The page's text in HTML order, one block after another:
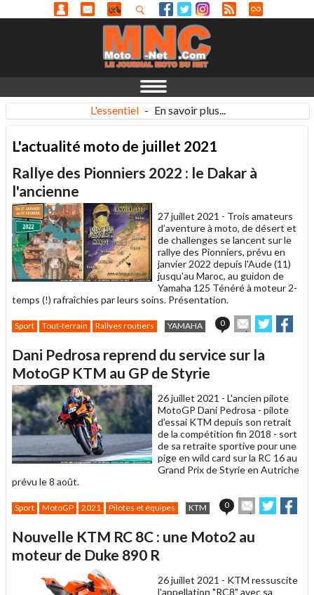
L'essentiel - En savoir plus...
L'actualité moto de juillet 2021
Rallye des Pionniers 2022 : le Dakar à
l'ancienne
27 juillet 2021 - Trois amateurs
d’aventure à moto, de désert et
de challenges se lancent sur le
rallye des Pionniers, prévu en
janvier 2022 depuis l'Aude (11)
jusqu'au Maroc, au guidon de
Yamaha 125 Ténéré à moteur 2-
temps (!) rafraîchies par leurs soins. Présentation.
Sport Tout-terrain Rallyes routiers YAMAHA 0
Envoyer
cet
à
Partager
sur sur
Dani Pedrosa reprend du service sur la
MotoGP KTM au GP de Styrie
26 juillet 2021 - L'ancien pilote
MotoGP Dani Pedrosa - pilote
d'essai KTM depuis son retrait
de la compétition fin 2018 - sort
de sa retraite sportive pour une
pige en wild card sur la RC 16 au
Grand Prix de Styrie en Autriche
prévu le 8 août.
Sport MotoGP 2021 Pilotes et équipes KTM 0
Envoyer
cet
à
Partager
sur sur
Nouvelle KTM RC 8C : une Moto2 au
moteur de Duke 890 R
26 juillet 2021 - KTM ressuscite
l'appellation "RC8" avec sa